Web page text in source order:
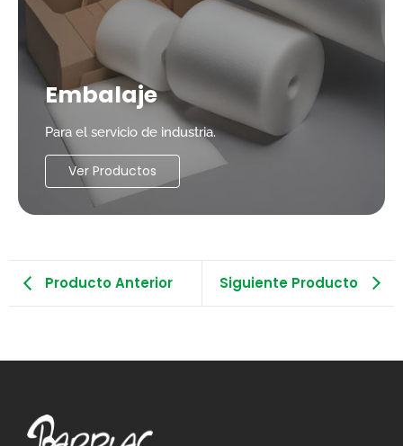
Embalaje
Para el servicio de industria.
Ver Productos
Producto Anterior Siguiente Producto